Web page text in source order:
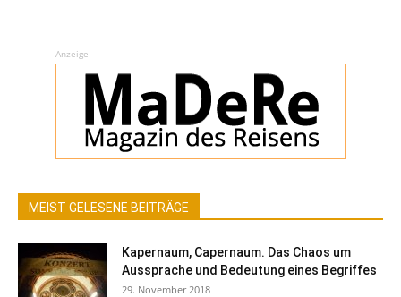
Anzeige
MEIST GELESENE BEITRÄGE
Kapernaum, Capernaum. Das Chaos um
Aussprache und Bedeutung eines Begriffes
29. November 2018